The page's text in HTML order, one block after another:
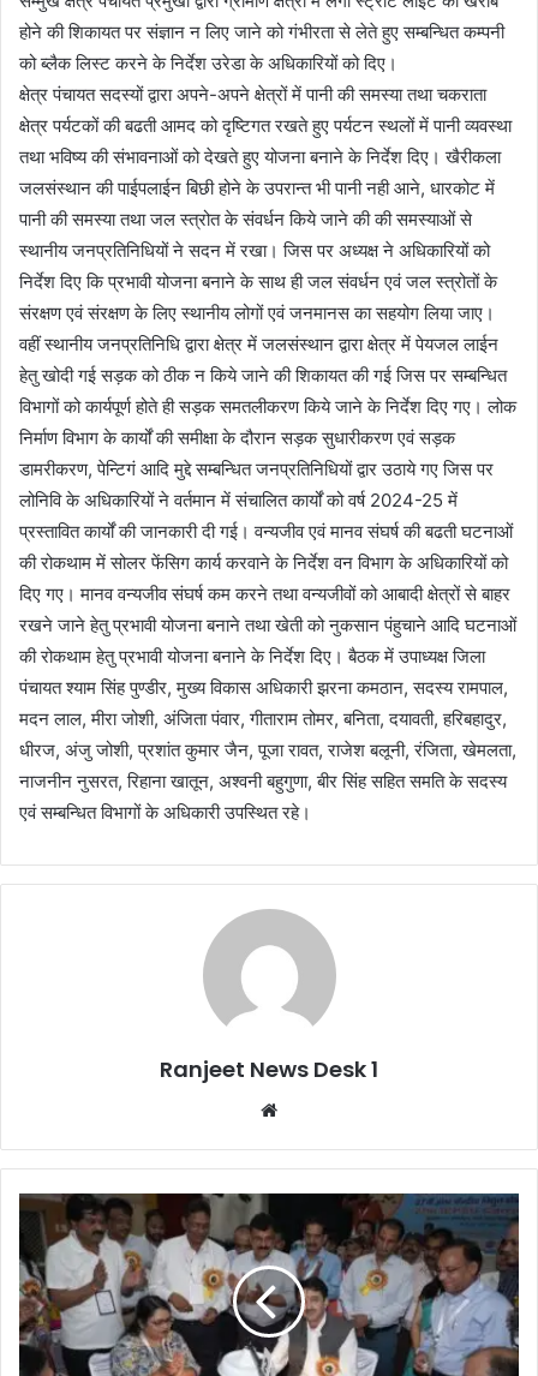
होने की शिकायत पर संज्ञान न लिए जाने को गंभीरता से लेते हुए सम्बन्धित कम्पनी
को ब्लैक लिस्ट करने के निर्देश उरेडा के अधिकारियों को दिए।
क्षेत्र पंचायत सदस्यों द्वारा अपने-अपने क्षेत्रों में पानी की समस्या तथा चकराता
क्षेत्र पर्यटकों की बढती आमद को दृष्टिगत रखते हुए पर्यटन स्थलों में पानी व्यवस्था
तथा भविष्य की संभावनाओं को देखते हुए योजना बनाने के निर्देश दिए। खैरीकला
जलसंस्थान की पाईपलाईन बिछी होने के उपरान्त भी पानी नही आने, धारकोट में
पानी की समस्या तथा जल स्त्रोत के संवर्धन किये जाने की की समस्याओं से
स्थानीय जनप्रतिनिधियों ने सदन में रखा। जिस पर अध्यक्ष ने अधिकारियों को
निर्देश दिए कि प्रभावी योजना बनाने के साथ ही जल संवर्धन एवं जल स्त्रोतों के
संरक्षण एवं संरक्षण के लिए स्थानीय लोगों एवं जनमानस का सहयोग लिया जाए।
वहीं स्थानीय जनप्रतिनिधि द्वारा क्षेत्र में जलसंस्थान द्वारा क्षेत्र में पेयजल लाईन
हेतु खोदी गई सड़क को ठीक न किये जाने की शिकायत की गई जिस पर सम्बन्धित
विभागों को कार्यपूर्ण होते ही सड़क समतलीकरण किये जाने के निर्देश दिए गए। लोक
निर्माण विभाग के कार्यों की समीक्षा के दौरान सड़क सुधारीकरण एवं सड़क
डामरीकरण, पेन्टिगं आदि मुद्दे सम्बन्धित जनप्रतिनिधियों द्वार उठाये गए जिस पर
लोनिवि के अधिकारियों ने वर्तमान में संचालित कार्यों को वर्ष 2024-25 में
प्रस्तावित कार्यों की जानकारी दी गई। वन्यजीव एवं मानव संघर्ष की बढती घटनाओं
की रोकथाम में सोलर फेंसिग कार्य करवाने के निर्देश वन विभाग के अधिकारियों को
दिए गए। मानव वन्यजीव संघर्ष कम करने तथा वन्यजीवों को आबादी क्षेत्रों से बाहर
रखने जाने हेतु प्रभावी योजना बनाने तथा खेती को नुकसान पंहुचाने आदि घटनाओं
की रोकथाम हेतु प्रभावी योजना बनाने के निर्देश दिए। बैठक में उपाध्यक्ष जिला
पंचायत श्याम सिंह पुण्डीर, मुख्य विकास अधिकारी झरना कमठान, सदस्य रामपाल,
मदन लाल, मीरा जोशी, अंजिता पंवार, गीताराम तोमर, बनिता, दयावती, हरिबहादुर,
धीरज, अंजु जोशी, प्रशांत कुमार जैन, पूजा रावत, राजेश बलूनी, रंजिता, खेमलता,
नाजनीन नुसरत, रिहाना खातून, अश्वनी बहुगुणा, बीर सिंह सहित समति के सदस्य
एवं सम्बन्धित विभागों के अधिकारी उपस्थित रहे।
Ranjeet News Desk 1
te